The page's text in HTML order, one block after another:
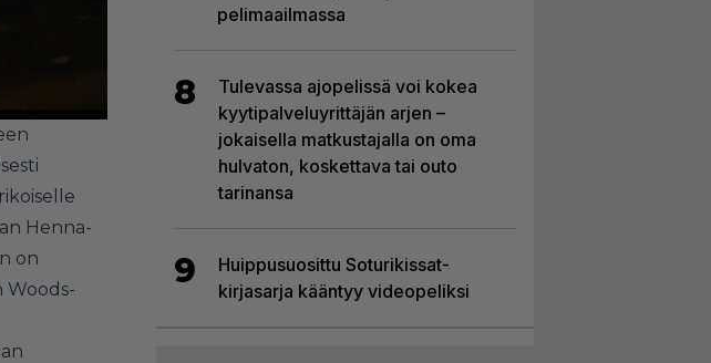
Henna-
on
Woods-
pelimaailmassa
8
Tulevassa ajopelissä voi kokea
kyytipalveluyrittäjän arjen –
jokaisella matkustajalla on oma
hulvaton, koskettava tai outo
tarinansa
9
Huippusuosittu Soturikissat-
kirjasarja kääntyy videopeliksi